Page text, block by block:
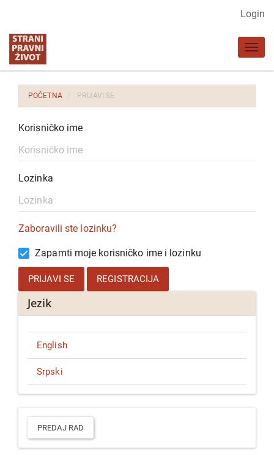
Glavni
sadržaj
Bočna
strana
Login
POČETNA PRIJAVI SE
Korisničko ime
Lozinka
Zaboravili ste lozinku?
Zapamti moje korisničko ime i lozinku
PRIJAVI SE REGISTRACIJA
Jezik
English
Srpski
Predaj
radPREDAJ RAD